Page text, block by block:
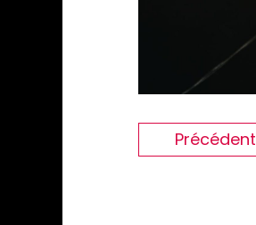
Précédent